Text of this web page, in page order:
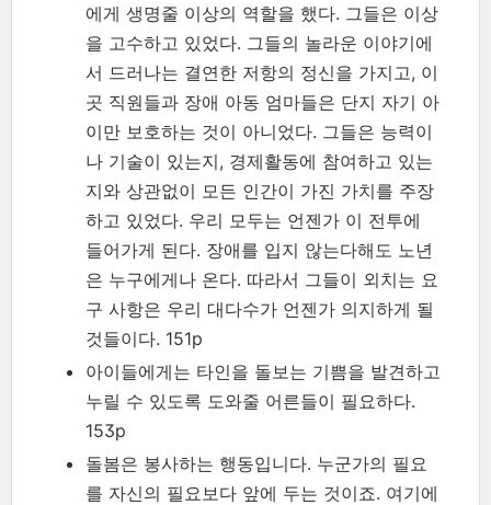
에게 생명줄 이상의 역할을 했다. 그들은 이상
을 고수하고 있었다. 그들의 놀라운 이야기에
서 드러나는 결연한 저항의 정신을 가지고, 이
곳 직원들과 장애 아동 엄마들은 단지 자기 아
이만 보호하는 것이 아니었다. 그들은 능력이
나 기술이 있는지, 경제활동에 참여하고 있는
지와 상관없이 모든 인간이 가진 가치를 주장
하고 있었다. 우리 모두는 언젠가 이 전투에
들어가게 된다. 장애를 입지 않는다해도 노년
은 누구에게나 온다. 따라서 그들이 외치는 요
구 사항은 우리 대다수가 언젠가 의지하게 될
것들이다. 151p
아이들에게는 타인을 돌보는 기쁨을 발견하고
누릴 수 있도록 도와줄 어른들이 필요하다.
153p
돌봄은 봉사하는 행동입니다. 누군가의 필요
를 자신의 필요보다 앞에 두는 것이죠. 여기에